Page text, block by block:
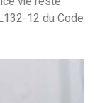
12 du Code